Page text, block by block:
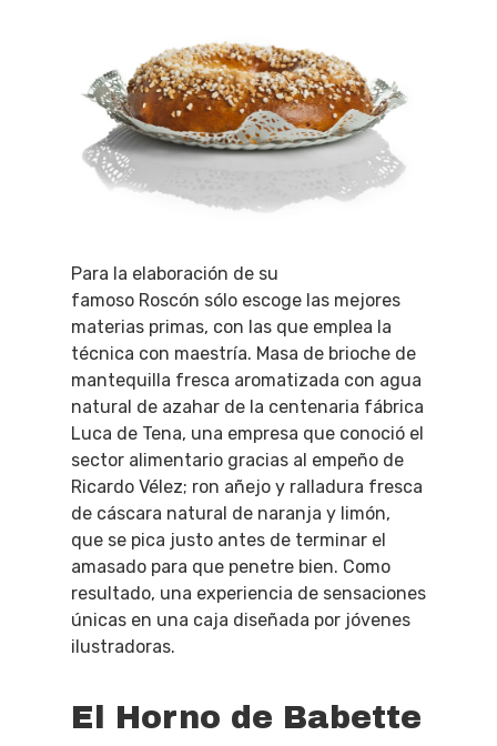
Para la elaboración de su
famoso Roscón sólo escoge las mejores
materias primas, con las que emplea la
técnica con maestría. Masa de brioche de
mantequilla fresca aromatizada con agua
natural de azahar de la centenaria fábrica
Luca de Tena, una empresa que conoció el
sector alimentario gracias al empeño de
Ricardo Vélez; ron añejo y ralladura fresca
de cáscara natural de naranja y limón,
que se pica justo antes de terminar el
amasado para que penetre bien. Como
resultado, una experiencia de sensaciones
únicas en una caja diseñada por jóvenes
ilustradoras.
El Horno de Babette